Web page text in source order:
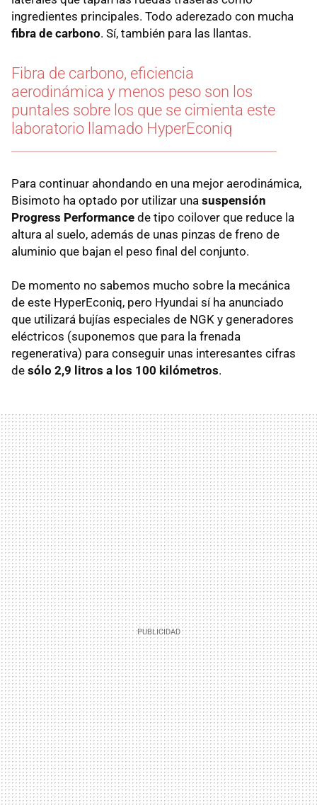
ingredientes principales. Todo aderezado con mucha
fibra de carbono. Sí, también para las llantas.
Fibra de carbono, eficiencia
aerodinámica y menos peso son los
puntales sobre los que se cimienta este
laboratorio llamado HyperEconiq
Para continuar ahondando en una mejor aerodinámica,
Bisimoto ha optado por utilizar una suspensión
Progress Performance de tipo coilover que reduce la
altura al suelo, además de unas pinzas de freno de
aluminio que bajan el peso final del conjunto.
De momento no sabemos mucho sobre la mecánica
de este HyperEconiq, pero Hyundai sí ha anunciado
que utilizará bujías especiales de NGK y generadores
eléctricos (suponemos que para la frenada
regenerativa) para conseguir unas interesantes cifras
de sólo 2,9 litros a los 100 kilómetros.